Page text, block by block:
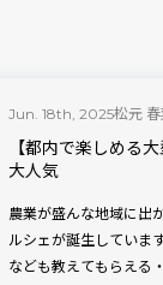
Jun. 18th, 2025松元
【都内で楽しめる
大人気
農業が盛んな地域に出
ルシェが誕生していま
なども教えてもらえる